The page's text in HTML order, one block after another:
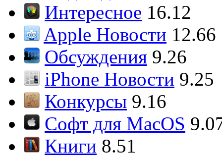
Интересное 16.12
Apple Новости 12.66
Обсуждения 9.26
iPhone Новости 9.25
Конкурсы 9.16
Софт для MacOS
Книги 8.51